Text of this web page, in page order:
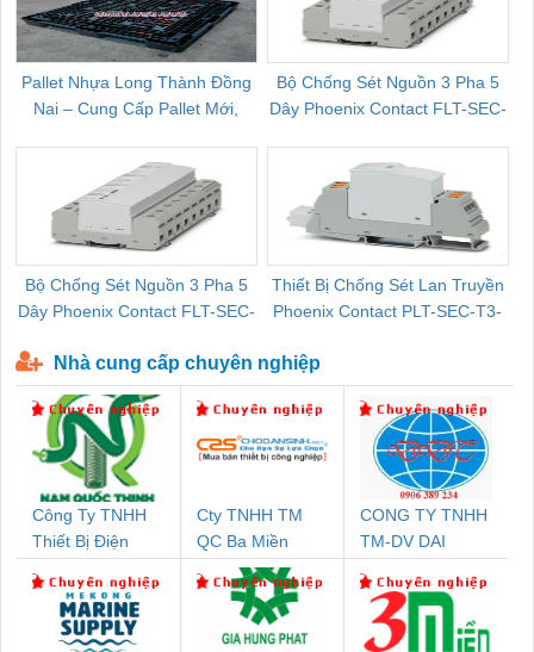
Pallet Nhựa Long Thành Đồng
Nai – Cung Cấp Pallet Mới,
Bộ Chống Sét Nguồn 3 Pha 5
Dây Phoenix Contact FLT-SEC-
Bộ Chống Sét Nguồn 3 Pha 5
Dây Phoenix Contact FLT-SEC-
Thiết Bị Chống Sét Lan Truyền
Phoenix Contact PLT-SEC-T3-
Nhà cung cấp chuyên nghiệp
Công Ty TNHH
Thiết Bị Điện
Cty TNHH TM
QC Ba Miền
CONG TY TNHH
TM-DV DAI